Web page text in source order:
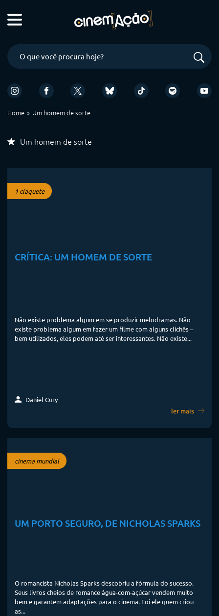
Home Um homem de sorte
Um homem de sorte
1 claquete
CRÍTICA: UM HOMEM DE SORTE
Não existe problema algum em se produzir melodramas. Não
existe problema algum em fazer um filme com alguns clichês –
bem utilizados, eles podem até ser interessantes. Não existe...
Daniel Cury
ler mais
cinema mundial
UM PORTO SEGURO, DE NICHOLAS SPARKS
O romancista Nicholas Sparks descobriu a fórmula do sucesso.
Seus livros cheios de romance água-com-açúcar vendem muito
bem e garantem adaptações para o cinema. Foi ele quem criou
as...